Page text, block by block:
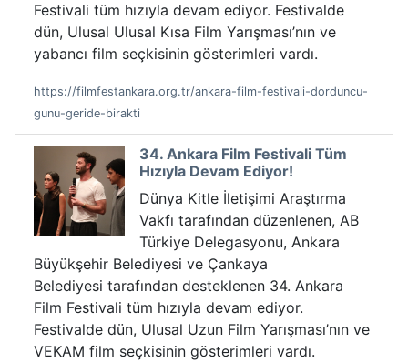
Festivali tüm hızıyla devam ediyor. Festivalde
dün, Ulusal Ulusal Kısa Film Yarışması’nın ve
yabancı film seçkisinin gösterimleri vardı.
https://filmfestankara.org.tr/ankara-film-festivali-dorduncu-
gunu-geride-birakti
34. Ankara Film Festivali Tüm
Hızıyla Devam Ediyor!
Dünya Kitle İletişimi Araştırma
Vakfı tarafından düzenlenen, AB
Türkiye Delegasyonu, Ankara
Büyükşehir Belediyesi ve Çankaya
Belediyesi tarafından desteklenen 34. Ankara
Film Festivali tüm hızıyla devam ediyor.
Festivalde dün, Ulusal Uzun Film Yarışması’nın ve
VEKAM film seçkisinin gösterimleri vardı.